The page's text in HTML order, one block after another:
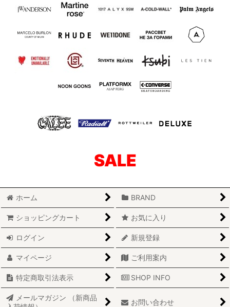
SALE
ホーム BRAND
ショッピングカート お気に入り
ログイン 新規登録
マイページ ご利用案内
特定商取引法表示 SHOP INFO
メールマガジン （新商品
お問い合わせ